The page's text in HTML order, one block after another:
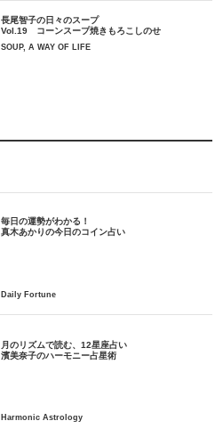
長尾智子の日々のスープ
Vol.19 コーンスープ焼きもろこしのせ
SOUP, A WAY OF LIFE
毎日の運勢がわかる！
月のリズムで読む、12星座占い